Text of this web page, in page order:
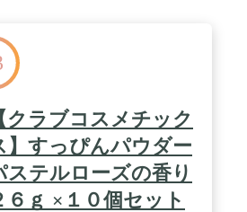
クラブコスメチック
】すっぴんパウダー
ステルローズの香り
６ｇ ×１０個セット